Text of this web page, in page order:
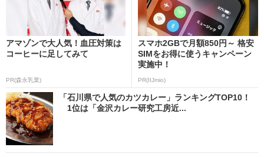
アマゾンで大人気！血圧対策は
コーヒーに足してみて
PR(森永乳業)
スマホ2GBで月額850円～ 格安
SIMをお得に使うキャンペーン
実施中！
PR(IIJmio)
「石川県で人気のカツカレー」ランキングTOP10！
1位は「金沢カレー研究工房近...